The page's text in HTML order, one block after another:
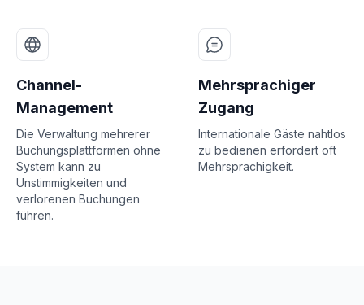
Channel-
Management
Die Verwaltung mehrerer
Buchungsplattformen ohne
System kann zu
Unstimmigkeiten und
verlorenen Buchungen
führen.
Mehrsprachiger
Zugang
Internationale Gäste nahtlos
zu bedienen erfordert oft
Mehrsprachigkeit.